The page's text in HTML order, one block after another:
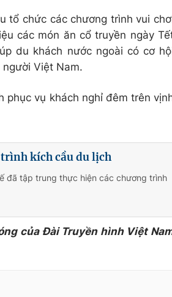
tổ chức các chương trình vui
các món ăn cổ truyền ngày
du khách nước ngoài có cơ
Việt Nam.
phục vụ khách nghỉ đêm trên
kích cầu du lịch
đã tập trung thực hiện các chương trình
của Đài Truyền hình Việt